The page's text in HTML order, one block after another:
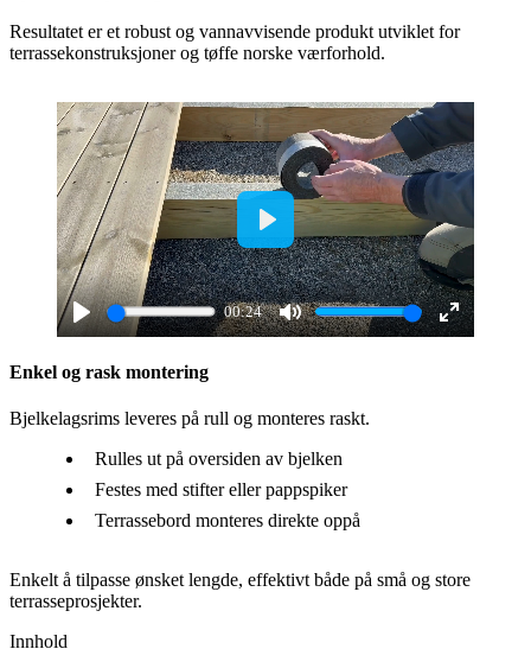
Resultatet er et robust og vannavvisende produkt utviklet for
terrassekonstruksjoner og tøffe norske værforhold.
Play
00:24
Mute
Enter
Play
Enkel og rask montering
Bjelkelagsrims leveres på rull og monteres raskt.
Rulles ut på oversiden av bjelken
Festes med stifter eller pappspiker
Terrassebord monteres direkte oppå
Enkelt å tilpasse ønsket lengde, effektivt både på små og store
terrasseprosjekter.
Innhold